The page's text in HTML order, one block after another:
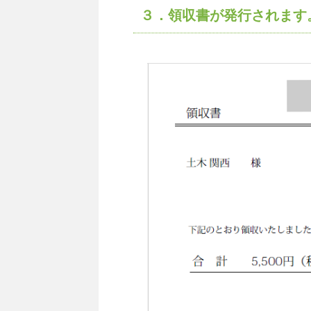
３．領収書が発行されます